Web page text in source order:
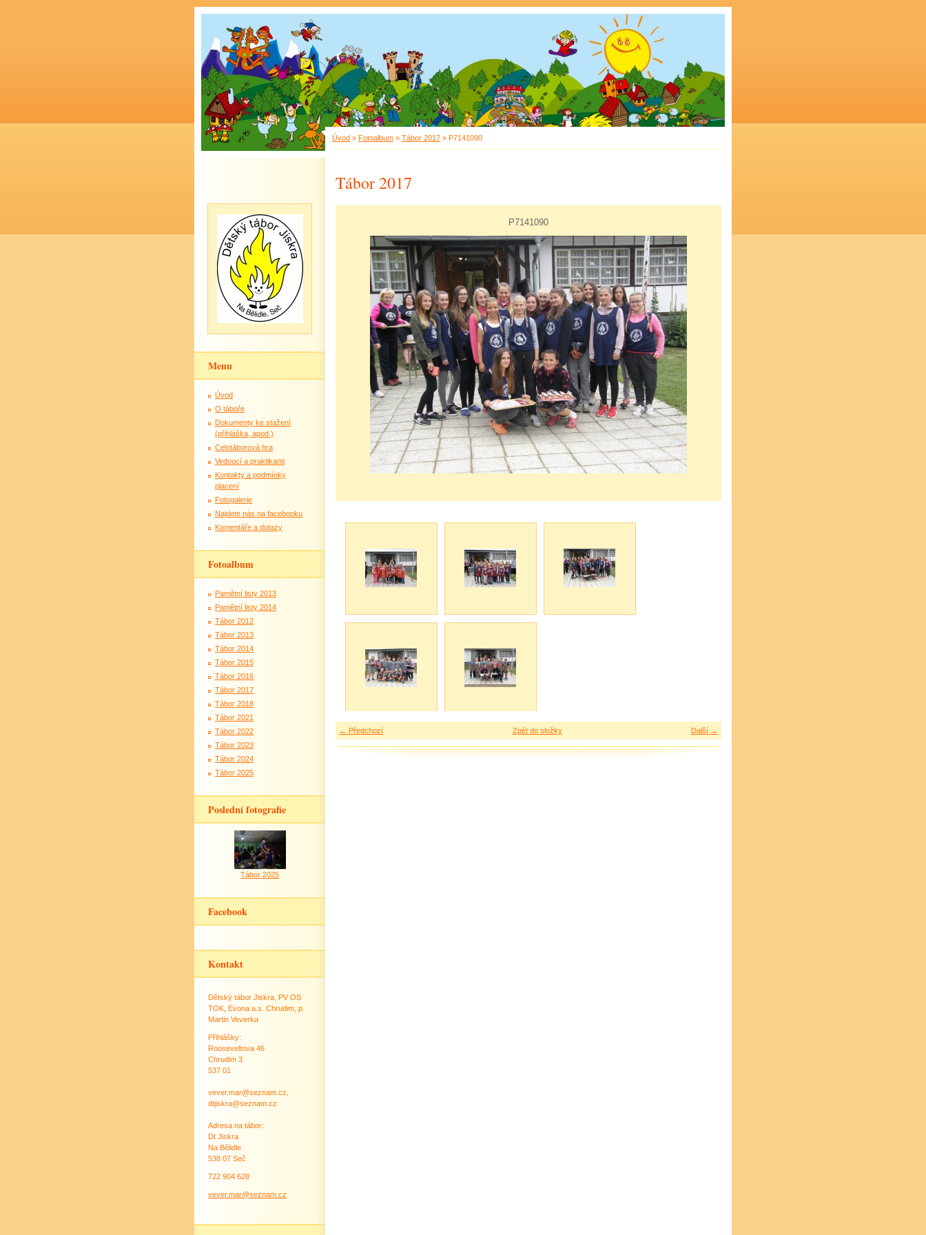
Úvod » Fotoalbum » Tábor 2017 » P7141090
Tábor 2017
P7141090
← Předchozí Další →
Zpět do složky
Menu
Úvod
O táboře
Dokumenty ke stažení
(přihláška, apod.)
Celotáborová hra
Vedoucí a praktikanti
Kontakty a podmínky
placení
Fotogalerie
Najdete nás na facebooku
Komentáře a dotazy
Fotoalbum
Pamětní listy 2013
Pamětní listy 2014
Tábor 2012
Tábor 2013
Tábor 2014
Tábor 2015
Tábor 2016
Tábor 2017
Tábor 2018
Tábor 2021
Tábor 2022
Tábor 2023
Tábor 2024
Tábor 2025
Poslední fotografie
Tábor 2025
Facebook
Kontakt
Dětský tábor Jiskra, PV OS
TOK, Evona a.s. Chrudim, p.
Martin Veverka
Přihlášky:
Rooseveltova 46
Chrudim 3
537 01
vever.mar@seznam.cz,
dtjiskra@seznam.cz
Adresa na tábor:
Dt Jiskra
Na Bělidle
538 07 Seč
722 904 628
vever.mar@seznam.cz